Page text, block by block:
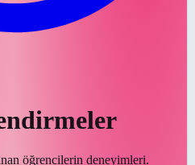
öğrencilerin deneyimleri.